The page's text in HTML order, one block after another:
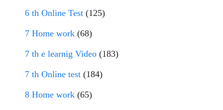
6 th Online Test (125)
7 Home work (68)
7 th e learnig Video (183)
7 th Online test (184)
8 Home work (65)